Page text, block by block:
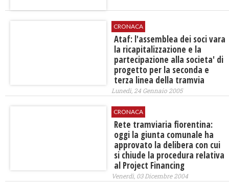
CRONACA
Ataf: l'assemblea dei soci vara
la ricapitalizzazione e la
partecipazione alla societa' di
progetto per la seconda e
terza linea della tramvia
Lunedì, 24 Gennaio 2005
CRONACA
Rete tramviaria fiorentina:
oggi la giunta comunale ha
approvato la delibera con cui
si chiude la procedura relativa
al Project Financing
Venerdì, 03 Dicembre 2004